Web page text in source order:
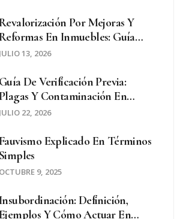
Por Mejoras Y
En Inmuebles: Guía
Práctica De Tasación
JULIO 13, 2026
Guía De Verificación Previa:
Y Contaminación En
Inmuebles Antes De Comprar
JULIO 22, 2026
Explicado En Términos
Simples
OCTUBRE 9, 2025
Definición,
Y Cómo Actuar En